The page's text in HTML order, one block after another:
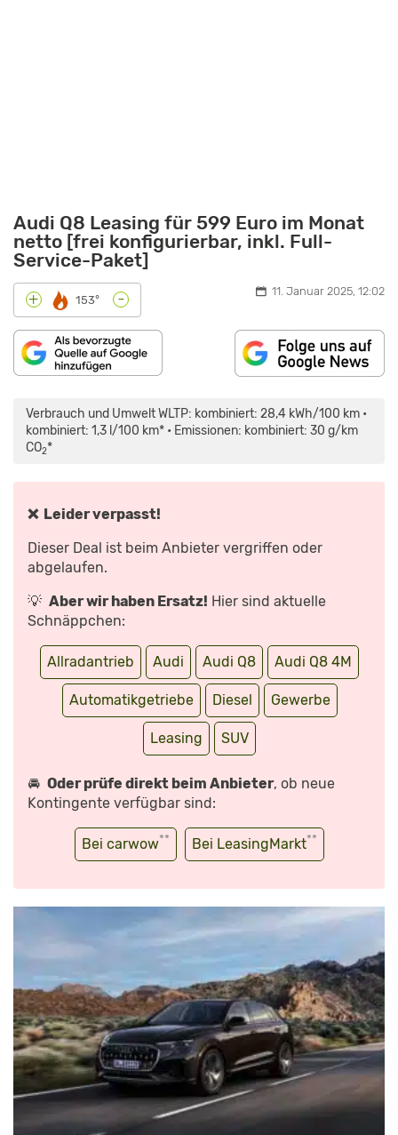
Audi Q8 Leasing für 599 Euro im Monat
netto [frei konfigurierbar, inkl. Full-
Service-Paket]
+ 153° - 11. Januar 2025, 12:02
Verbrauch und Umwelt WLTP: kombiniert: 28,4 kWh/100 km •
kombiniert: 1,3 l/100 km* • Emissionen: kombiniert: 30 g/km
CO2*
❌ Leider verpasst!
Dieser Deal ist beim Anbieter vergriffen oder
abgelaufen.
💡 Aber wir haben Ersatz! Hier sind aktuelle
Schnäppchen:
Allradantrieb Audi Audi Q8 Audi Q8 4M
Automatikgetriebe Diesel Gewerbe
Leasing SUV
🚘 Oder prüfe direkt beim Anbieter, ob neue
Kontingente verfügbar sind:
Bei carwow** Bei LeasingMarkt**
FACELIFT
(2023)
AUDI
FRISCHT
SUV-
AUF
MIT
DENNIS
PETERMANN“
ANZEIGEN